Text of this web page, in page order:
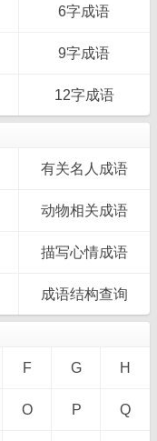
6字成语
9字成语
12字成语
有关名人成语
动物相关成语
描写心情成语
成语结构查询
F G H
O P Q